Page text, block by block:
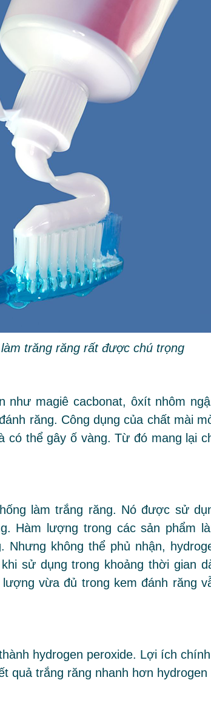
trăng răng rất được chú trọng
như magiê cacbonat, ôxít nhôm
răng. Công dụng của chất mài
có thể gây ố vàng. Từ đó mang lại
làm trắng răng. Nó được sử
Hàm lượng trong các sản phẩm
không thể phủ nhận,
sử dụng trong khoảng thời gian
vừa đủ trong kem đánh răng
hydrogen peroxide. Lợi ích chính
quả trắng răng nhanh hơn hydrogen